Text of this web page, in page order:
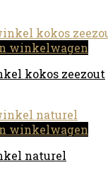
winkelwagen
kokos zeezout
winkelwagen
naturel